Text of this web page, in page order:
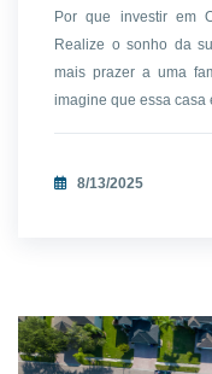
Por que investir em
Realize o sonho da
mais prazer a uma
imagine que essa casa
8/13/2025